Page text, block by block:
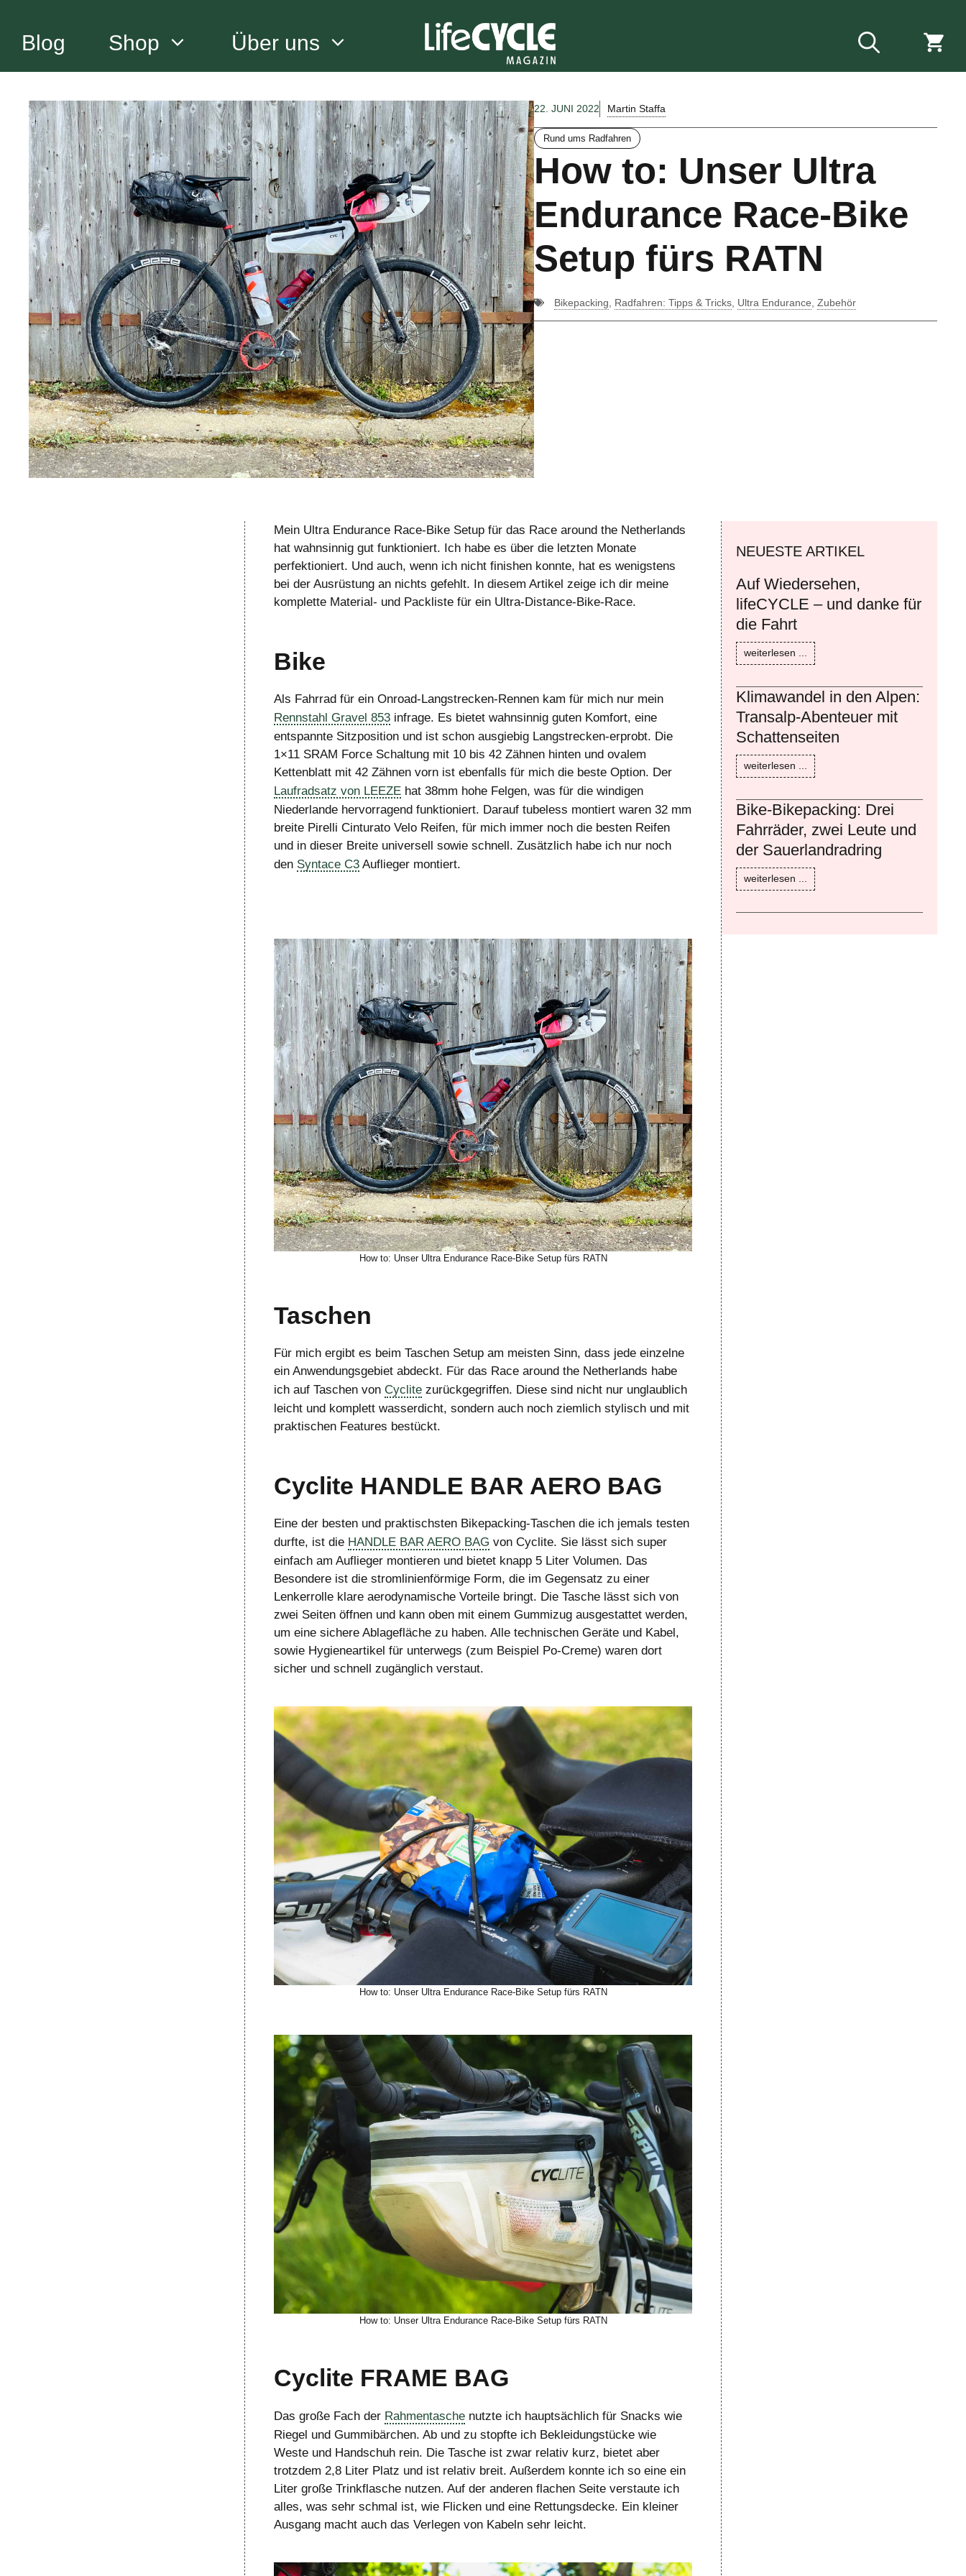
springen
Blog Shop Über uns
22. JUNI 2022 Martin Staffa
Rund ums Radfahren
How to: Unser Ultra
Endurance Race-Bike
Setup fürs RATN
Bikepacking, Radfahren: Tipps & Tricks, Ultra Endurance, Zubehör
Mein Ultra Endurance Race-Bike Setup für das Race around the Netherlands
hat wahnsinnig gut funktioniert. Ich habe es über die letzten Monate
perfektioniert. Und auch, wenn ich nicht finishen konnte, hat es wenigstens
bei der Ausrüstung an nichts gefehlt. In diesem Artikel zeige ich dir meine
komplette Material- und Packliste für ein Ultra-Distance-Bike-Race.
Bike
Als Fahrrad für ein Onroad-Langstrecken-Rennen kam für mich nur mein
Rennstahl Gravel 853 infrage. Es bietet wahnsinnig guten Komfort, eine
entspannte Sitzposition und ist schon ausgiebig Langstrecken-erprobt. Die
1×11 SRAM Force Schaltung mit 10 bis 42 Zähnen hinten und ovalem
Kettenblatt mit 42 Zähnen vorn ist ebenfalls für mich die beste Option. Der
Laufradsatz von LEEZE hat 38mm hohe Felgen, was für die windigen
Niederlande hervorragend funktioniert. Darauf tubeless montiert waren 32 mm
breite Pirelli Cinturato Velo Reifen, für mich immer noch die besten Reifen
und in dieser Breite universell sowie schnell. Zusätzlich habe ich nur noch
den Syntace C3 Auflieger montiert.
How to: Unser Ultra Endurance Race-Bike Setup fürs RATN
Taschen
Für mich ergibt es beim Taschen Setup am meisten Sinn, dass jede einzelne
ein Anwendungsgebiet abdeckt. Für das Race around the Netherlands habe
ich auf Taschen von Cyclite zurückgegriffen. Diese sind nicht nur unglaublich
leicht und komplett wasserdicht, sondern auch noch ziemlich stylisch und mit
praktischen Features bestückt.
Cyclite HANDLE BAR AERO BAG
Eine der besten und praktischsten Bikepacking-Taschen die ich jemals testen
durfte, ist die HANDLE BAR AERO BAG von Cyclite. Sie lässt sich super
einfach am Auflieger montieren und bietet knapp 5 Liter Volumen. Das
Besondere ist die stromlinienförmige Form, die im Gegensatz zu einer
Lenkerrolle klare aerodynamische Vorteile bringt. Die Tasche lässt sich von
zwei Seiten öffnen und kann oben mit einem Gummizug ausgestattet werden,
um eine sichere Ablagefläche zu haben. Alle technischen Geräte und Kabel,
sowie Hygieneartikel für unterwegs (zum Beispiel Po-Creme) waren dort
sicher und schnell zugänglich verstaut.
How to: Unser Ultra Endurance Race-Bike Setup fürs RATN
How to: Unser Ultra Endurance Race-Bike Setup fürs RATN
Cyclite FRAME BAG
Das große Fach der Rahmentasche nutzte ich hauptsächlich für Snacks wie
Riegel und Gummibärchen. Ab und zu stopfte ich Bekleidungstücke wie
Weste und Handschuh rein. Die Tasche ist zwar relativ kurz, bietet aber
trotzdem 2,8 Liter Platz und ist relativ breit. Außerdem konnte ich so eine ein
Liter große Trinkflasche nutzen. Auf der anderen flachen Seite verstaute ich
alles, was sehr schmal ist, wie Flicken und eine Rettungsdecke. Ein kleiner
Ausgang macht auch das Verlegen von Kabeln sehr leicht.
NEUESTE ARTIKEL
Auf Wiedersehen,
lifeCYCLE – und danke für
die Fahrt
weiterlesen ...
Klimawandel in den Alpen:
Transalp-Abenteuer mit
Schattenseiten
weiterlesen ...
Bike-Bikepacking: Drei
Fahrräder, zwei Leute und
der Sauerlandradring
weiterlesen ...